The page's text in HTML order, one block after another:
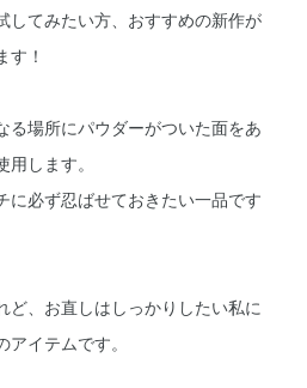
してみたい方、おすすめの新作が
す！
る場所にパウダーがついた面をあ
します。
に必ず忍ばせておきたい一品です
ど、お直しはしっかりしたい私に
イテムです。